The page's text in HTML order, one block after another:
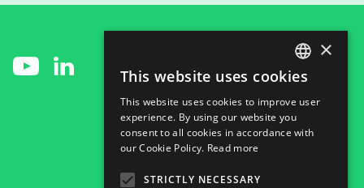
SPANISH
ENGLISH
GERMAN
×
This website uses cookies
This website uses cookies to improve user
experience. By using our website you
consent to all cookies in accordance with
our Cookie Policy. Read more
STRICTLY NECESSARY